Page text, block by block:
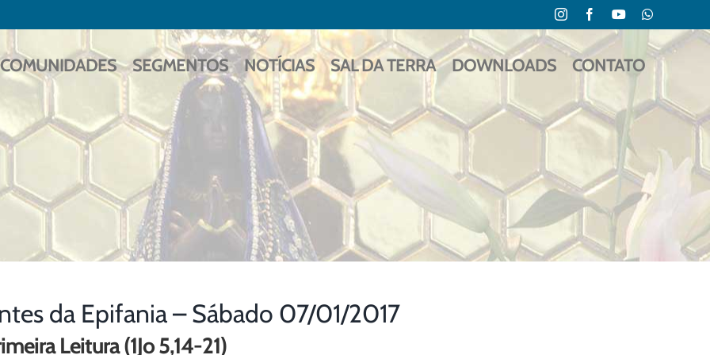
InstagramFacebookYouTubeWhatsApp
COMUNIDADES SEGMENTOS NOTÍCIAS SAL DA TERRA DOWNLOADS CONTATO
da Epifania – Sábado 07/01/2017
Leitura (1Jo 5,14-21)